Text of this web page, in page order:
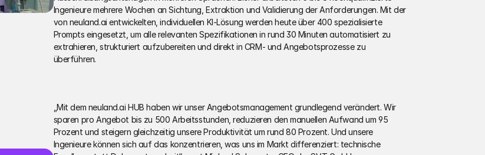
Ingenieure mehrere Wochen an Sichtung, Extraktion und Validierung der Anforderungen. Mit der
von neuland.ai entwickelten, individuellen KI-Lösung werden heute über 400 spezialisierte
Prompts eingesetzt, um alle relevanten Spezifikationen in rund 30 Minuten automatisiert zu
extrahieren, strukturiert aufzubereiten und direkt in CRM- und Angebotsprozesse zu
überführen.
„Mit dem neuland.ai HUB haben wir unser Angebotsmanagement grundlegend verändert. Wir
sparen pro Angebot bis zu 500 Arbeitsstunden, reduzieren den manuellen Aufwand um 95
Prozent und steigern gleichzeitig unsere Produktivität um rund 80 Prozent. Und unsere
Ingenieure können sich auf das konzentrieren, was uns im Markt differenziert: technische